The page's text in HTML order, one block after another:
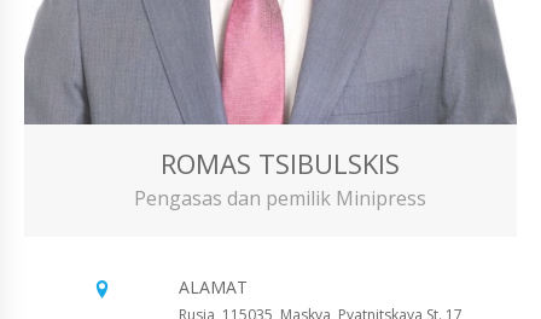
ROMAS TSIBULSKIS
Pengasas dan pemilik Minipress
ALAMAT